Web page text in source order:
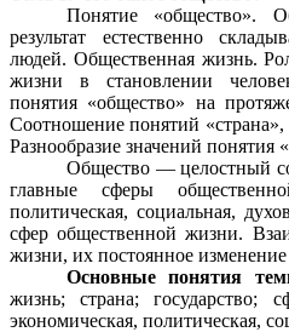
Понятие «общество».
результат естественно
людей. Общественная жизнь.
жизни в становлении
понятия «общество» на
Соотношение понятий «страна»,
Разнообразие значений понятия
Общество — целостный
главные сферы
политическая, социальная,
сфер общественной жизни.
жизни, их постоянное изменение
Основные понятия
жизнь; страна; государство;
экономическая, политическая,